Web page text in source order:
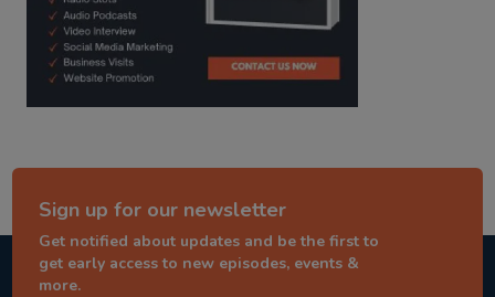
Sign up for our newsletter
Get notified about updates and be the first to
get early access to new episodes, events &
more.